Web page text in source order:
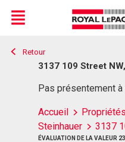
Live
En Direct
Menu
Retour
3137 109 Street
Pas présentement
Accueil Propriétés
Steinhauer
3137
ÉVALUATION DE LA VALEUR